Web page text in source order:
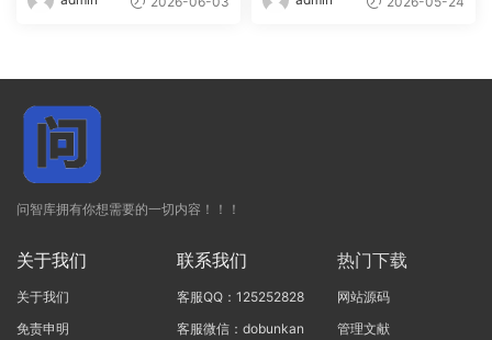
问智库拥有你想需要的一切内容！！！
关于我们
关于我们
免责申明
联系我们
客服QQ：125252828
客服微信：dobunkan
热门下载
网站源码
管理文献